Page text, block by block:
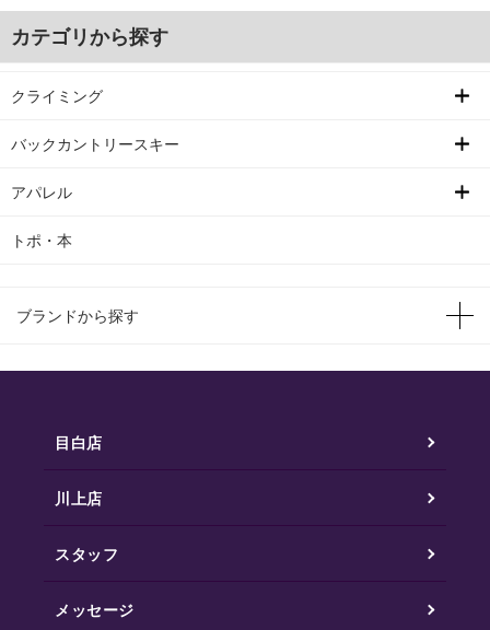
カテゴリから探す
クライミング
バックカントリースキー
アパレル
トポ・本
ブランドから探す
目白店
川上店
スタッフ
メッセージ